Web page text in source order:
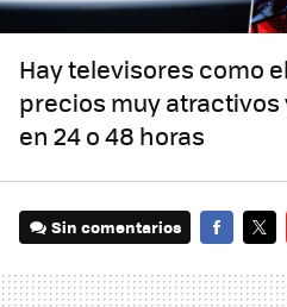
Hay televisores como el
precios muy atractivos
en 24 o 48 horas
Sin comentarios